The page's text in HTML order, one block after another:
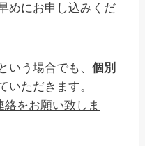
めにお申し込みくだ
いう場合でも、 個別
いただきます。
をお願い致しま